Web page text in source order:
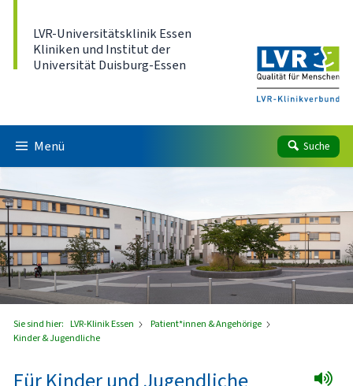
LVR-Universitätsklinik Essen
Kliniken und Institut der
Universität Duisburg-Essen
Menü Suche
Sie sind hier: LVR-Klinik Essen
Patient*innen & Angehörige
Kinder & Jugendliche
Für Kinder und Jugendliche